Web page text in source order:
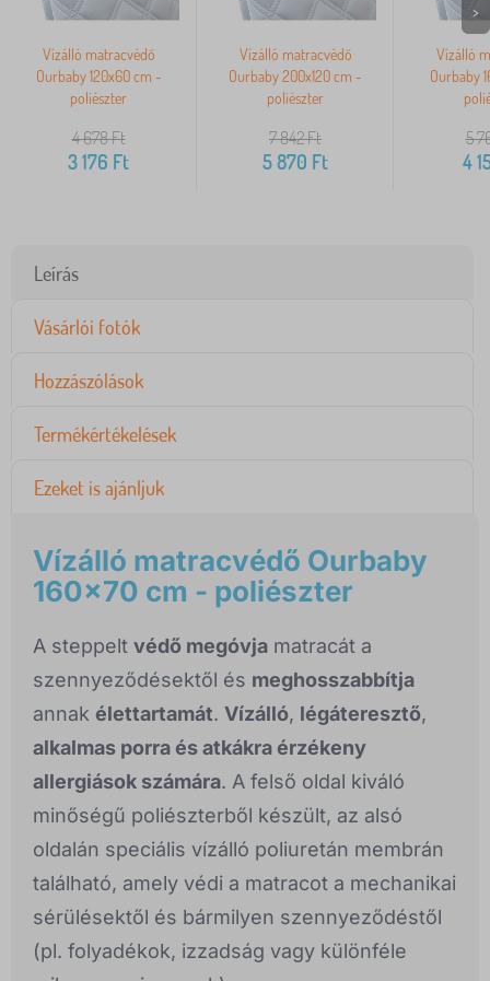
Vízálló matracvédő
Ourbaby 120x60 cm -
poliészter
4 678Ft
3 176 Ft
Vízálló matracvédő
Ourbaby 200x120 cm -
poliészter
7 842Ft
5 870 Ft
Vízálló
Ourbaby
5
4
>
Leírás
Vásárlói fotók
Hozzászólások
Termékértékelések
Ezeket is ajánljuk
Vízálló matracvédő Ourbaby
160x70 cm - poliészter
A steppelt védő megóvja matracát a
szennyeződésektől és meghosszabbítja
annak élettartamát. Vízálló, légáteresztő,
alkalmas porra és atkákra érzékeny
allergiások számára. A felső oldal kiváló
minőségű poliészterből készült, az alsó
oldalán speciális vízálló poliuretán membrán
található, amely védi a matracot a mechanikai
sérülésektől és bármilyen szennyeződéstől
(pl. folyadékok, izzadság vagy különféle